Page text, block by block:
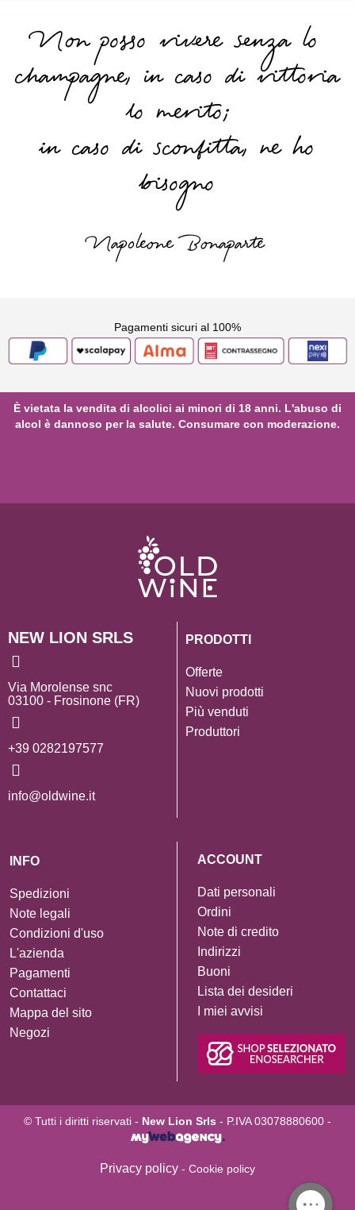
Non posso vivere senza lo
champagne, in caso di vittoria
lo merito;
in caso di sconfitta, ne ho
bisogno
Napoleone Bonaparte
Pagamenti sicuri al 100%
È vietata la vendita di alcolici ai minori di 18 anni. L'abuso di
alcol è dannoso per la salute. Consumare con moderazione.
NEW LION SRLS
Via Morolense snc
03100 - Frosinone (FR)
+39 0282197577
info@oldwine.it
PRODOTTI
Offerte
Nuovi prodotti
Più venduti
Produttori
INFO
Spedizioni
Note legali
Condizioni d'uso
L'azienda
Pagamenti
Contattaci
Mappa del sito
Negozi
ACCOUNT
Dati personali
Ordini
Note di credito
Indirizzi
Buoni
Lista dei desideri
I miei avvisi
© Tutti i diritti riservati - New Lion Srls - P.IVA 03078880600 -
Privacy policy - Cookie policy